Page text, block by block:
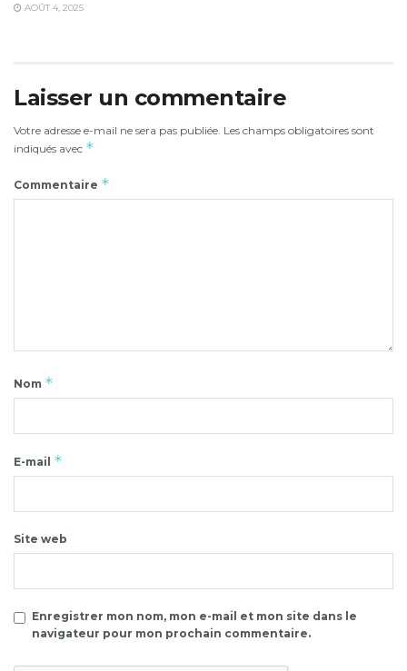
AOÛT 4, 2025
Laisser un commentaire
Votre adresse e-mail ne sera pas publiée. Les champs obligatoires sont
indiqués avec *
Commentaire *
Nom *
E-mail *
Site web
Enregistrer mon nom, mon e-mail et mon site dans le
navigateur pour mon prochain commentaire.